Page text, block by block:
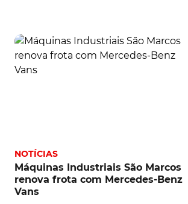
NOTÍCIAS
Máquinas Industriais São Marcos
renova frota com Mercedes-Benz
Vans